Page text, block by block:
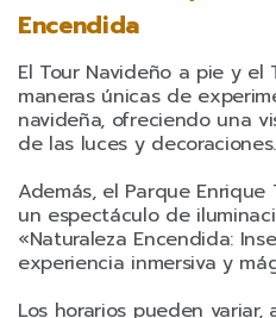
Encendida
El Tour Navideño a pie y el
maneras únicas de
navideña, ofreciendo una
de las luces y decoraciones.
Además, el Parque
un espectáculo de
«Naturaleza Encendida:
experiencia inmersiva y
Los horarios pueden